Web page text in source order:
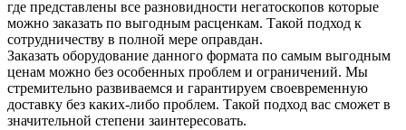
где представлены все разновидности негатоскопов которые
можно заказать по выгодным расценкам. Такой подход к
сотрудничеству в полной мере оправдан.
Заказать оборудование данного формата по самым выгодным
ценам можно без особенных проблем и ограничений. Мы
стремительно развиваемся и гарантируем своевременную
доставку без каких-либо проблем. Такой подход вас сможет в
значительной степени заинтересовать.